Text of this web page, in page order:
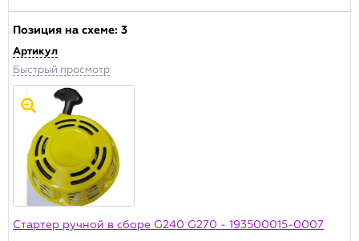
Позиция на схеме: 3
Артикул
Быстрый просмотр
Стартер ручной в сборе G240 G270 - 193500015-0007